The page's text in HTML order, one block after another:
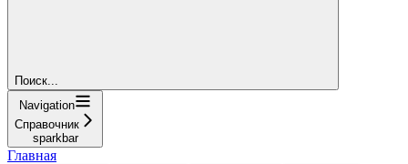
Поиск...
Navigation
Справочник
sparkbar
Главная